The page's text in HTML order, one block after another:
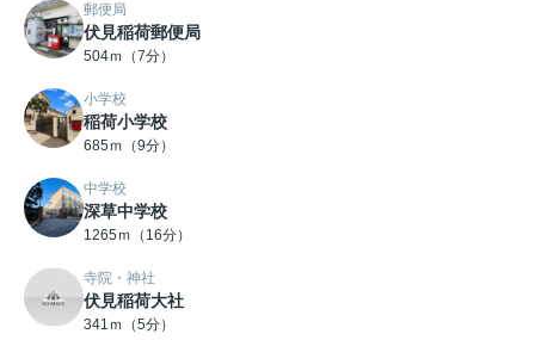
郵便局
伏見稲荷郵便局
504ｍ（7分）
小学校
稲荷小学校
685ｍ（9分）
中学校
深草中学校
1265ｍ（16分）
寺院・神社
伏見稲荷大社
341ｍ（5分）